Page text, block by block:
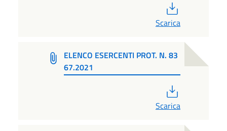
Scarica
ELENCO ESERCENTI PROT. N. 83
67.2021
Scarica